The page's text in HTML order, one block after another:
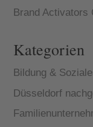
Brand Activators
Kategorien
Bildung &
Düsseldorf